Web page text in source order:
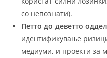
со непознати).
Петтo до деветтo
идентификување
медиуми, и проекти за